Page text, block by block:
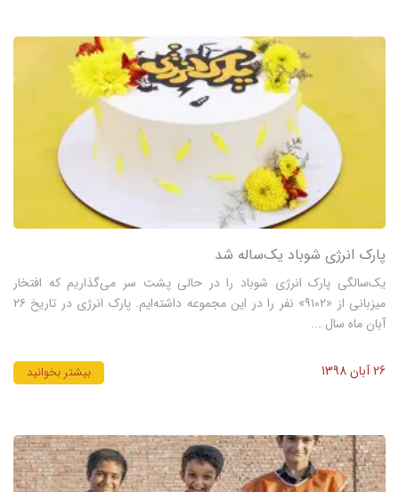
پارک انرژی شوباد یک‌ساله شد
یک‌سالگی پارک انرژی شوباد را در حالی پشت سر می‌گذاریم که افتخار
میزبانی از «۹۱۰۲» نفر را در این مجموعه داشته‌ایم. پارک انرژی در تاریخ ۲۶
آبان ماه سال ...
26 آبان 1398 بیشتر بخوانید